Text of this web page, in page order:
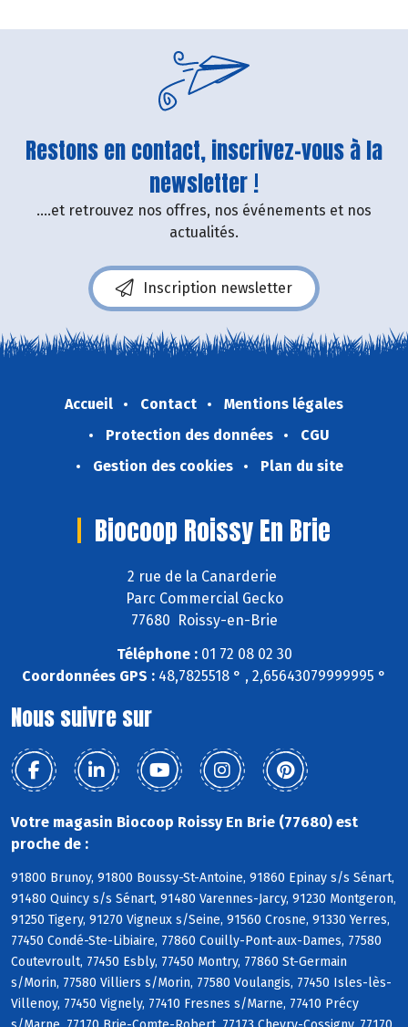
Restons en contact, inscrivez-vous à la
newsletter !
....et retrouvez nos offres, nos événements et nos
actualités.
Inscription newsletter
Accueil Contact
Mentions légales
Protection des données
CGU
Gestion des cookies
Plan du site
Biocoop Roissy En Brie
2 rue de la Canarderie
Parc Commercial Gecko
77680 Roissy-en-Brie
Téléphone :01 72 08 02 30
Coordonnées GPS : 48,7825518 ° , 2,65643079999995 °
Nous suivre sur
Votre magasin Biocoop Roissy En Brie (77680) est
proche de :
91800 Brunoy, 91800 Boussy-St-Antoine, 91860 Epinay s/s Sénart,
91480 Quincy s/s Sénart, 91480 Varennes-Jarcy, 91230 Montgeron,
91250 Tigery, 91270 Vigneux s/Seine, 91560 Crosne, 91330 Yerres,
77450 Condé-Ste-Libiaire, 77860 Couilly-Pont-aux-Dames, 77580
Coutevroult, 77450 Esbly, 77450 Montry, 77860 St-Germain
s/Morin, 77580 Villiers s/Morin, 77580 Voulangis, 77450 Isles-lès-
Villenoy, 77450 Vignely, 77410 Fresnes s/Marne, 77410 Précy